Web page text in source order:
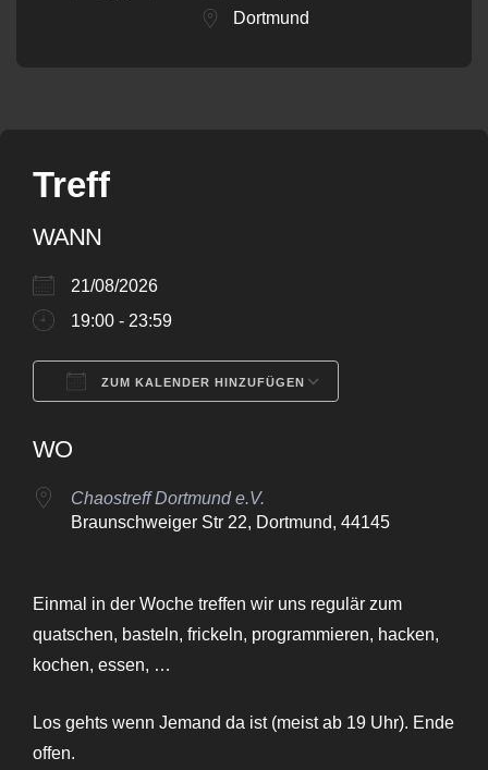
Treff
WANN
21/08/2026
19:00 - 23:59
ZUM KALENDER HINZUFÜGEN
WO
Chaostreff Dortmund e.V.
Braunschweiger Str 22, Dortmund, 44145
Einmal in der Woche treffen wir uns regulär zum
quatschen, basteln, frickeln, programmieren, hacken,
kochen, essen, …
Los gehts wenn Jemand da ist (meist ab 19 Uhr). Ende
offen.
Dortmund